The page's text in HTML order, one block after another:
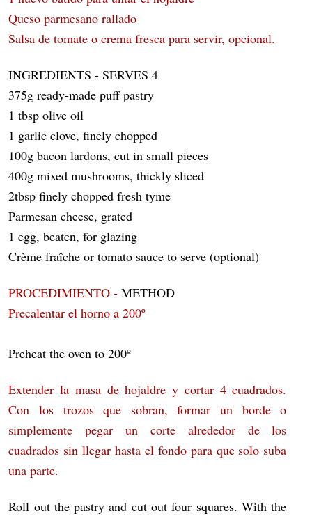
Queso parmesano rallado
Salsa de tomate o crema fresca para servir, opcional.
INGREDIENTS - SERVES 4
375g ready-made puff pastry
1 tbsp olive oil
1 garlic clove, finely chopped
100g bacon lardons, cut in small pieces
400g mixed mushrooms, thickly sliced
2tbsp finely chopped fresh tyme
Parmesan cheese, grated
1 egg, beaten, for glazing
Crème fraîche or tomato sauce to serve (optional)
PROCEDIMIENTO -METHOD
Precalentar el horno a 200º
Preheat the oven to 200º
Extender la masa de hojaldre y cortar 4 cuadrados.
Con los trozos que sobran, formar un borde o
simplemente pegar un corte alrededor de los
cuadrados sin llegar hasta el fondo para que solo suba
una parte.
Roll out the pastry and cut out four squares. With the